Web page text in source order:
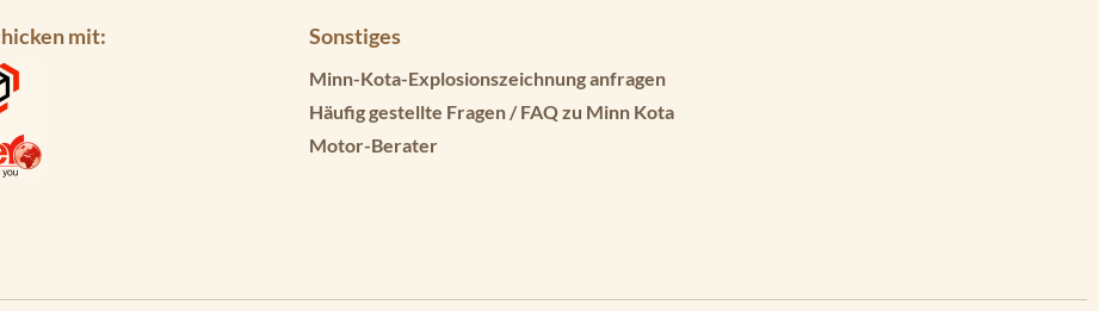
mit: Sonstiges
Minn-Kota-Explosionszeichnung anfragen
Häufig gestellte Fragen / FAQ zu Minn Kota
Motor-Berater